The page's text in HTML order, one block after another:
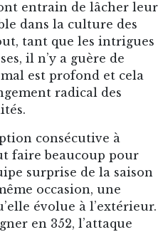
entrain de lâcher leur
dans la culture des
tant que les intrigues
il n’y a guère de
est profond et cela
radical des
consécutive à
faire beaucoup pour
surprise de la saison
occasion, une
évolue à l’extérieur.
en 352, l’attaque